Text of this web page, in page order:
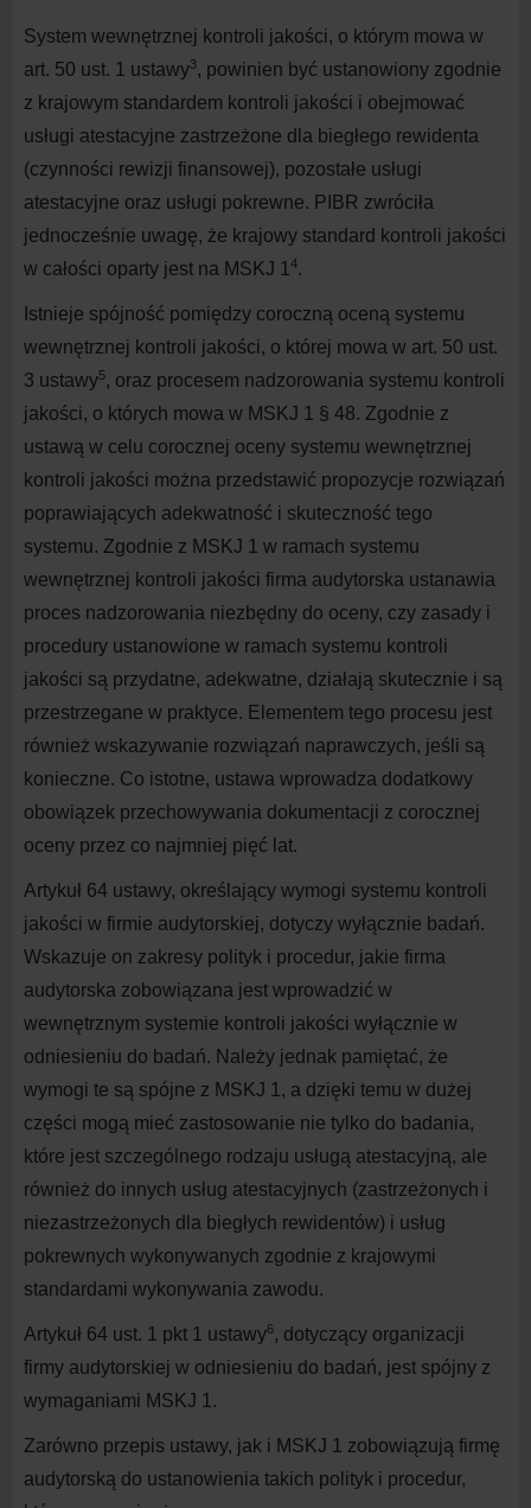
System wewnętrznej kontroli jakości, o którym mowa w
art. 50 ust. 1 ustawy3, powinien być ustanowiony zgodnie
z krajowym standardem kontroli jakości i obejmować
usługi atestacyjne zastrzeżone dla biegłego rewidenta
(czynności rewizji finansowej), pozostałe usługi
atestacyjne oraz usługi pokrewne. PIBR zwróciła
jednocześnie uwagę, że krajowy standard kontroli jakości
w całości oparty jest na MSKJ 14.
Istnieje spójność pomiędzy coroczną oceną systemu
wewnętrznej kontroli jakości, o której mowa w art. 50 ust.
3 ustawy5, oraz procesem nadzorowania systemu kontroli
jakości, o których mowa w MSKJ 1 § 48. Zgodnie z
ustawą w celu corocznej oceny systemu wewnętrznej
kontroli jakości można przedstawić propozycje rozwiązań
poprawiających adekwatność i skuteczność tego
systemu. Zgodnie z MSKJ 1 w ramach systemu
wewnętrznej kontroli jakości firma audytorska ustanawia
proces nadzorowania niezbędny do oceny, czy zasady i
procedury ustanowione w ramach systemu kontroli
jakości są przydatne, adekwatne, działają skutecznie i są
przestrzegane w praktyce. Elementem tego procesu jest
również wskazywanie rozwiązań naprawczych, jeśli są
konieczne. Co istotne, ustawa wprowadza dodatkowy
obowiązek przechowywania dokumentacji z corocznej
oceny przez co najmniej pięć lat.
Artykuł 64 ustawy, określający wymogi systemu kontroli
jakości w firmie audytorskiej, dotyczy wyłącznie badań.
Wskazuje on zakresy polityk i procedur, jakie firma
audytorska zobowiązana jest wprowadzić w
wewnętrznym systemie kontroli jakości wyłącznie w
odniesieniu do badań. Należy jednak pamiętać, że
wymogi te są spójne z MSKJ 1, a dzięki temu w dużej
części mogą mieć zastosowanie nie tylko do badania,
które jest szczególnego rodzaju usługą atestacyjną, ale
również do innych usług atestacyjnych (zastrzeżonych i
niezastrzeżonych dla biegłych rewidentów) i usług
pokrewnych wykonywanych zgodnie z krajowymi
standardami wykonywania zawodu.
Artykuł 64 ust. 1 pkt 1 ustawy6, dotyczący organizacji
firmy audytorskiej w odniesieniu do badań, jest spójny z
wymaganiami MSKJ 1.
Zarówno przepis ustawy, jak i MSKJ 1 zobowiązują firmę
audytorską do ustanowienia takich polityk i procedur,